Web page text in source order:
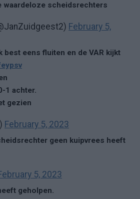
waardeloze scheidsrechters
February 5,
best eens fluiten en de VAR kijkt
1 achter.
gezien
February 5, 2023
geen kuipvrees heeft
5, 2023
geholpen.